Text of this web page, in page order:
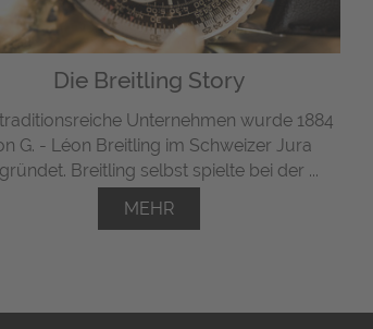
Die Breitling Story
Unternehmen wurde 1884
G. - Léon Breitling im Schweizer Jura
Breitling selbst spielte bei der ...
MEHR